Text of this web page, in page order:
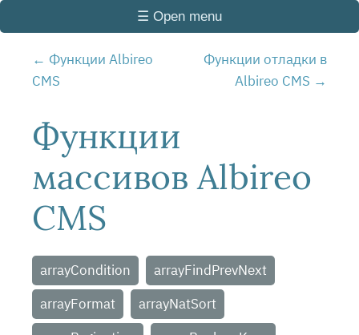
☰ Open menu
Функции Albireo
CMS
Функции отладки в
Albireo CMS
Функции
массивов Albireo
CMS
arrayCondition
arrayFindPrevNext
arrayFormat
arrayNatSort